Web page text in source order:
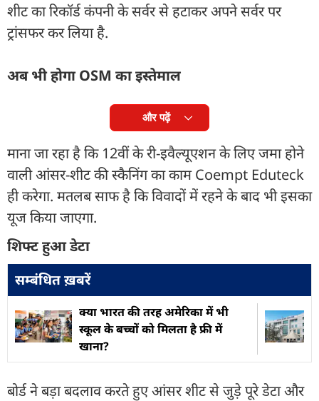
शीट का रिकॉर्ड कंपनी के सर्वर से हटाकर अपने सर्वर पर
ट्रांसफर कर लिया है.
अब भी होगा OSM का इस्तेमाल
और पढ़ें
माना जा रहा है कि 12वीं के री-इवैल्यूएशन के लिए जमा होने
वाली आंसर-शीट की स्कैनिंग का काम Coempt Eduteck
ही करेगा. मतलब साफ है कि विवादों में रहने के बाद भी इसका
यूज किया जाएगा.
शिफ्ट हुआ डेटा
सम्बंधित ख़बरें
क्या भारत की तरह अमेरिका में भी
स्कूल के बच्चों को मिलता है फ्री में
खाना?
बोर्ड ने बड़ा बदलाव करते हुए आंसर शीट से जुड़े पूरे डेटा और